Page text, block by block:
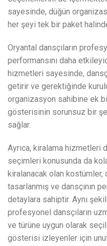
sayesinde, düğün
her şeyi tek bir paket
Oryantal dansçıların
performansını daha
hizmetleri sayesinde,
getirir ve gerektiğinde
organizasyon sahibine ek
gösterisinin sorunsuz bir
sağlar.
Ayrıca, kiralama hizmetleri
seçimleri konusunda da
kiralanacak olan
tasarlanmış ve dansçının
detaylara sahiptir. Aynı
profesyonel dansçıların
ve türüne uygun olarak
gösterisi izleyenler için